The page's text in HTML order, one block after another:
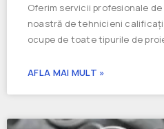
Oferim servicii profesionale de
noastră de tehnicieni
ocupe de toate tipurile de
AFLA MAI MULT »